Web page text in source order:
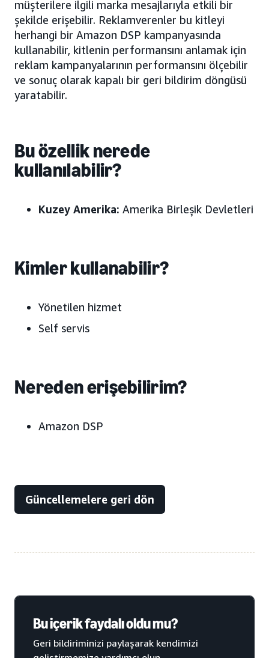
müşterilere ilgili marka mesajlarıyla etkili bir
şekilde erişebilir. Reklamverenler bu kitleyi
herhangi bir Amazon DSP kampanyasında
kullanabilir, kitlenin performansını anlamak için
reklam kampanyalarının performansını ölçebilir
ve sonuç olarak kapalı bir geri bildirim döngüsü
yaratabilir.
Bu özellik nerede
kullanılabilir?
Kuzey Amerika: Amerika Birleşik Devletleri
Kimler kullanabilir?
Yönetilen hizmet
Self servis
Nereden erişebilirim?
Amazon DSP
Güncellemelere geri dön
Bu içerik faydalı oldu mu?
Geri bildiriminizi paylaşarak kendimizi